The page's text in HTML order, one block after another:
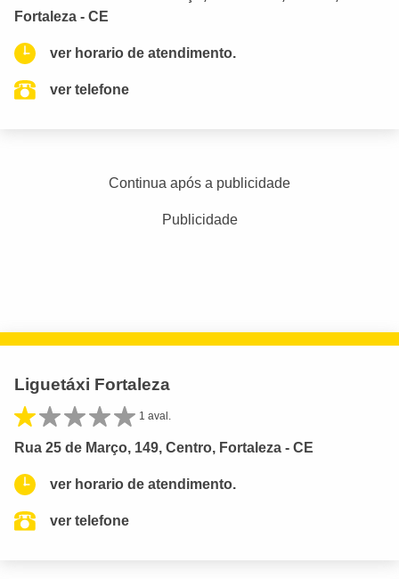
Fortaleza - CE
ver horario de atendimento.
ver telefone
Continua após a publicidade
Publicidade
Liguetáxi Fortaleza
1 aval.
Rua 25 de Março, 149, Centro, Fortaleza - CE
ver horario de atendimento.
ver telefone